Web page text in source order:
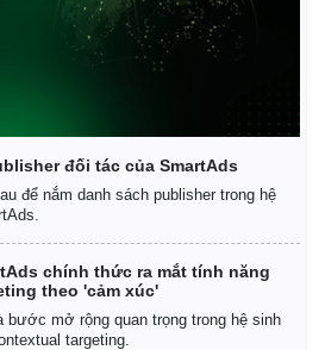
đối tác của SmartAds
để nắm danh sách publisher trong hệ
chính thức ra mắt tính năng
theo 'cảm xúc'
bước mở rộng quan trọng trong hệ sinh
targeting.